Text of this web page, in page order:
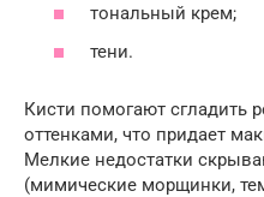
тональный крем;
тени.
Кисти помогают сгладить
оттенками, что придает
Мелкие недостатки
(мимические морщинки,